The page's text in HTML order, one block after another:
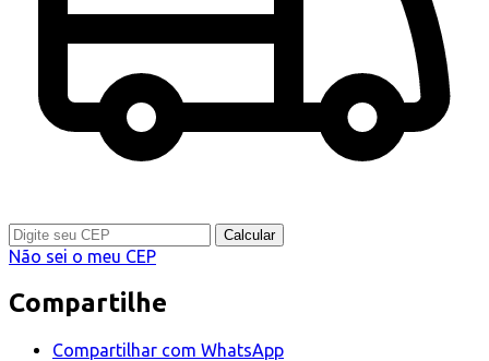
Calcular
Não sei o meu CEP
Compartilhe
Compartilhar com WhatsApp